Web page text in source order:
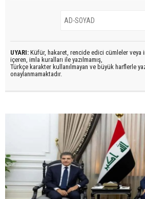
UYARI: Küfür, hakaret, rencide edici cümleler veya
içeren, imla kuralları ile yazılmamış,
Türkçe karakter kullanılmayan ve büyük harflerle
onaylanmamaktadır.